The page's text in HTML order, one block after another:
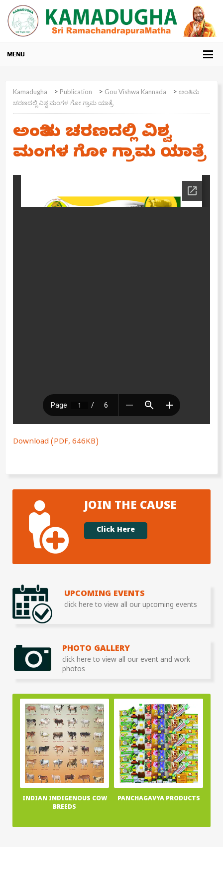
Kamadugha > Publication > Gou Vishwa Kannada > ಅಂತಿಮ
ಚರಣದಲ್ಲಿ ವಿಶ್ವ ಮಂಗಳ ಗೋ ಗ್ರಾಮ ಯಾತ್ರೆ
ಅಂತಿಮ ಚರಣದಲ್ಲಿ ವಿಶ್ವ
ಮಂಗಳ ಗೋ ಗ್ರಾಮ ಯಾತ್ರೆ
Download (PDF, 646KB)
JOIN THE CAUSE
Click Here
UPCOMING EVENTS
click here to view all our upcoming events
PHOTO GALLERY
click here to view all our event and work
photos
INDIAN INDIGENOUS COW
BREEDS
PANCHAGAVYA PRODUCTS